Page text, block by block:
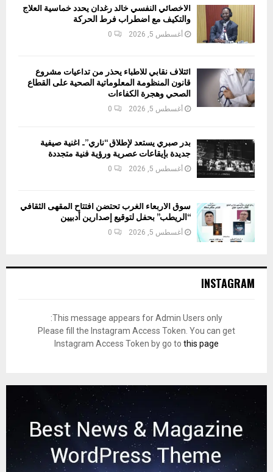
الأخصائي النفسي خالد رغدان يحدد خماسية العلاج
والتكيف مع اضطراب فرط الحركة
أغسطس 5, 2026 0
ائتلاف نقابي للأطباء يحذر من تداعيات مشروع
قانون المنظومة المعلوماتية الصحية على القطاع
الصحي وهجرة الكفاءات
أغسطس 5, 2026 0
بدر صبري يستعد لإطلاق “ناري”.. أغنية صيفية
جديدة بإيقاعات عصرية ورؤية فنية متجددة
أغسطس 5, 2026 0
سوق الأربعاء الغرب تحتضن افتتاح المقهى الثقافي
“الريطب” بحفل لتوقيع إصدارين أدبيين
أغسطس 5, 2026 0
INSTAGRAM
This message appears for Admin Users only:
Please fill the Instagram Access Token. You can get
Instagram Access Token by go to this page